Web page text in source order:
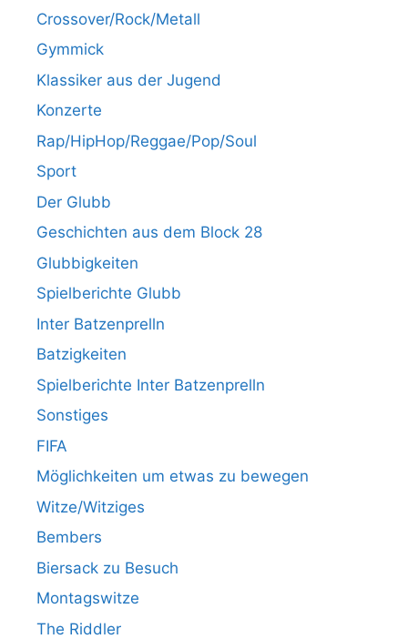
Crossover/Rock/Metall
Gymmick
Klassiker aus der Jugend
Konzerte
Rap/HipHop/Reggae/Pop/Soul
Sport
Der Glubb
Geschichten aus dem Block 28
Glubbigkeiten
Spielberichte Glubb
Inter Batzenprelln
Batzigkeiten
Spielberichte Inter Batzenprelln
Sonstiges
FIFA
Möglichkeiten um etwas zu bewegen
Witze/Witziges
Bembers
Biersack zu Besuch
Montagswitze
The Riddler